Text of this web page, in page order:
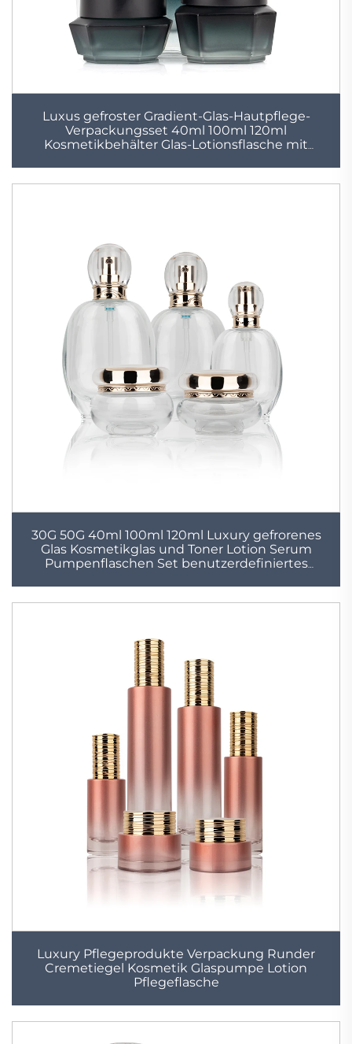
Luxus gefroster Gradient-Glas-Hautpflege-
Verpackungsset 40ml 100ml 120ml
Kosmetikbehälter Glas-Lotionsflasche mit
30G 50G 40ml 100ml 120ml Luxury gefrorenes
Glas Kosmetikglas und Toner Lotion Serum
Pumpenflaschen Set benutzerdefiniertes
Luxury Pflegeprodukte Verpackung Runder
Cremetiegel Kosmetik Glaspumpe Lotion
Pflegeflasche